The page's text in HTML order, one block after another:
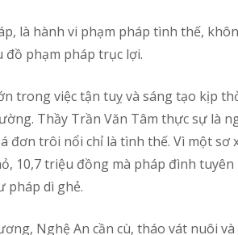
là hành vi phạm pháp tình thế,
đồ phạm pháp trục lợi.
trong việc tận tuỵ và sáng tạo kịp
Thầy Trần Văn Tâm thực sự là
đơn trôi nổi chỉ là tình thế. Vì một sơ
10,7 triệu đồng mà pháp đình tuyên
pháp dì ghẻ.
Nghệ An cần cù, tháo vát nuôi